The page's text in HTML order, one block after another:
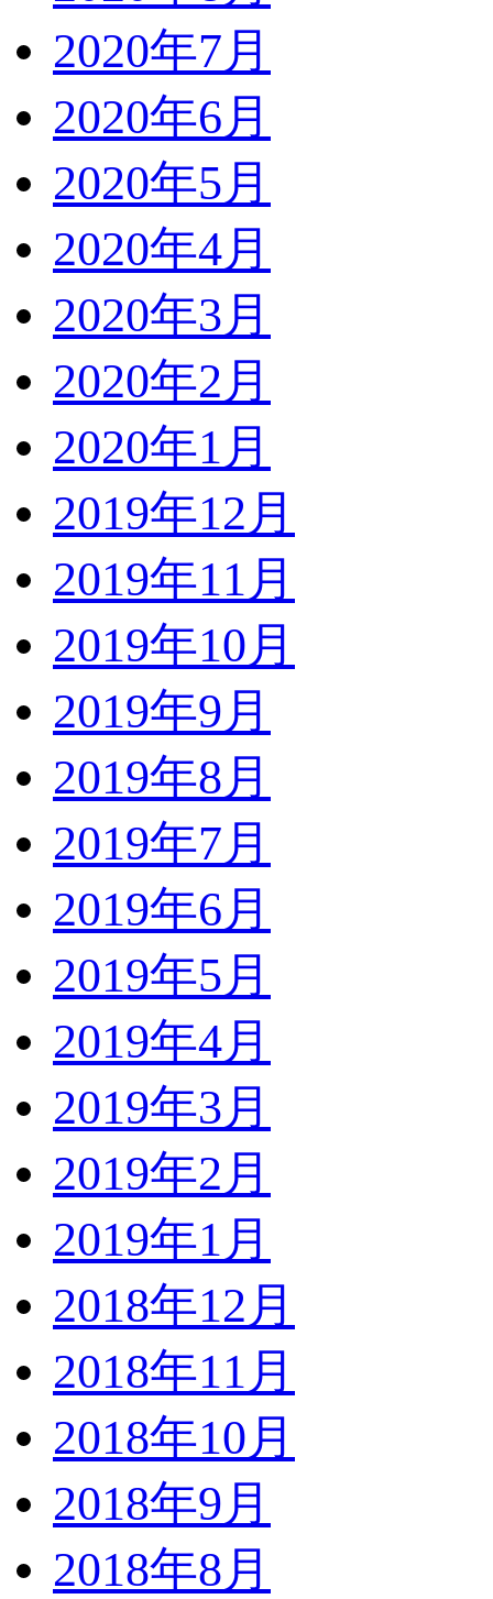
2020年7月
2020年6月
2020年5月
2020年4月
2020年3月
2020年2月
2020年1月
2019年12月
2019年11月
2019年10月
2019年9月
2019年8月
2019年7月
2019年6月
2019年5月
2019年4月
2019年3月
2019年2月
2019年1月
2018年12月
2018年11月
2018年10月
2018年9月
2018年8月